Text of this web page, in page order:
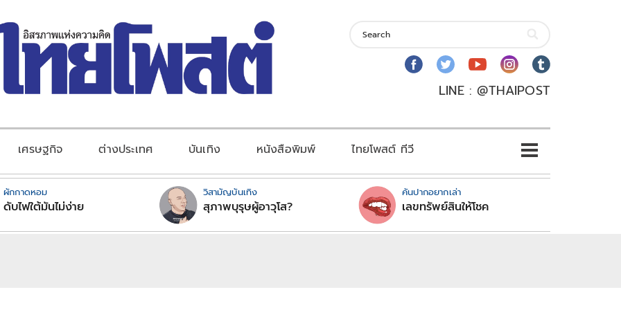
LINE : @THAIPOST
เศรษฐกิจ ต่างประเทศ บันเทิง หนังสือพิมพ์ ไทยโพสต์ ทีวี
ผักกาดหอม
ดับไฟใต้มันไม่ง่าย
วิสามัญบันเทิง
สุภาพบุรุษผู้อาวุโส?
คันปากอยากเล่า
เลขทรัพย์สินให้โชค